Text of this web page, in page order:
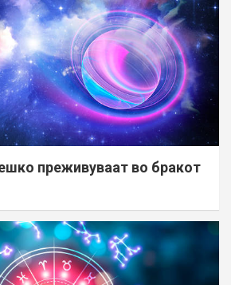
преживуваат во бракот